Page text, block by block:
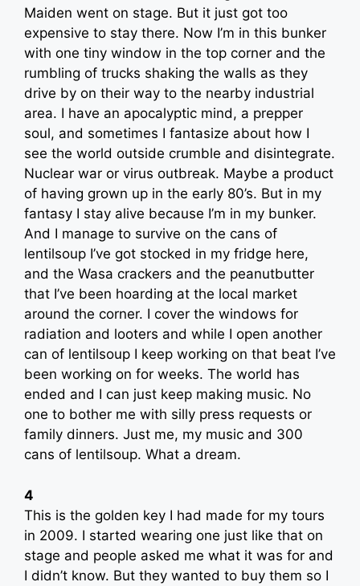
Maiden went on stage. But it just got too
expensive to stay there. Now I’m in this bunker
with one tiny window in the top corner and the
rumbling of trucks shaking the walls as they
drive by on their way to the nearby industrial
area. I have an apocalyptic mind, a prepper
soul, and sometimes I fantasize about how I
see the world outside crumble and disintegrate.
Nuclear war or virus outbreak. Maybe a product
of having grown up in the early 80’s. But in my
fantasy I stay alive because I’m in my bunker.
And I manage to survive on the cans of
lentilsoup I’ve got stocked in my fridge here,
and the Wasa crackers and the peanutbutter
that I’ve been hoarding at the local market
around the corner. I cover the windows for
radiation and looters and while I open another
can of lentilsoup I keep working on that beat I’ve
been working on for weeks. The world has
ended and I can just keep making music. No
one to bother me with silly press requests or
family dinners. Just me, my music and 300
cans of lentilsoup. What a dream.
4
This is the golden key I had made for my tours
in 2009. I started wearing one just like that on
stage and people asked me what it was for and
I didn’t know. But they wanted to buy them so I